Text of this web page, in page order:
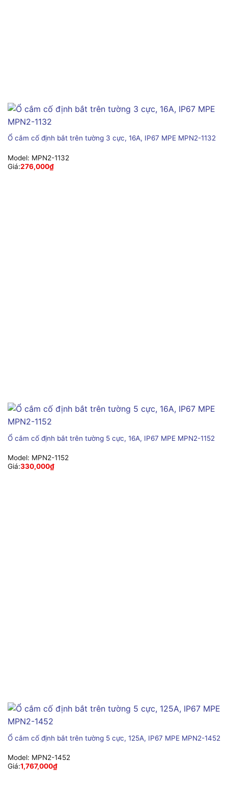
Ổ cắm cố định bắt trên tường 3 cực, 16A, IP67 MPE MPN2-1132
Model: MPN2-1132
Giá:276,000₫
Ổ cắm cố định bắt trên tường 5 cực, 16A, IP67 MPE MPN2-1152
Model: MPN2-1152
Giá:330,000₫
Ổ cắm cố định bắt trên tường 5 cực, 125A, IP67 MPE MPN2-1452
Model: MPN2-1452
Giá:1,767,000₫